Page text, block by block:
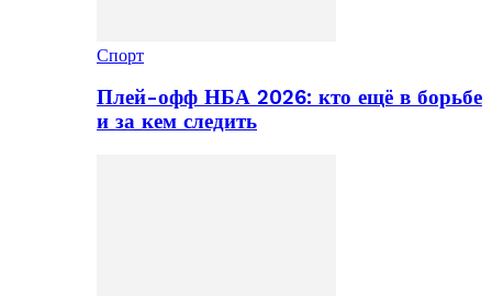
Спорт
Плей-офф НБА 2026: кто ещё в борьбе
и за кем следить